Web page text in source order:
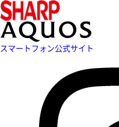
スマートフォン公式サイト